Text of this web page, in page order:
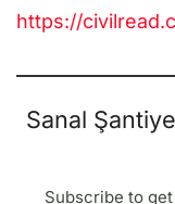
https://
Sanal
Subscribe to